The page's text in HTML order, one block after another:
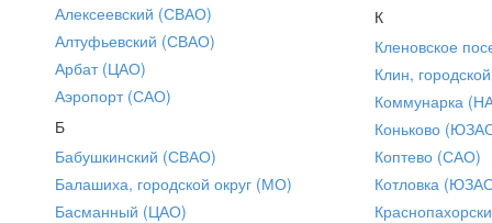
Алексеевский (СВАО)
Алтуфьевский (СВАО)
Арбат (ЦАО)
Аэропорт (САО)
Б
Бабушкинский (СВАО)
Балашиха, городской округ (МО)
Басманный (ЦАО)
К
Кленовское
Клин,
Коммунарка
Коньково
Коптево (САО)
Котловка